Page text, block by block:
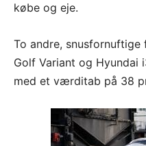
købe og eje.
To andre,
Golf Variant og Hyundai
med et værditab på 38